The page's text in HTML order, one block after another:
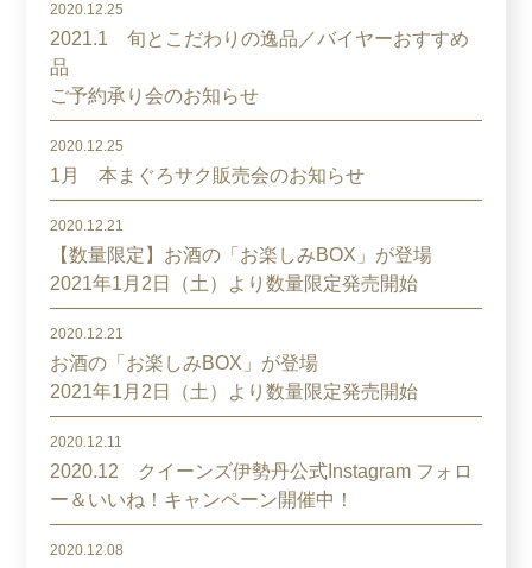
2020.12.25
2021.1 旬とこだわりの逸品／バイヤーおすすめ
品
ご予約承り会のお知らせ
2020.12.25
1月 本まぐろサク販売会のお知らせ
2020.12.21
【数量限定】お酒の「お楽しみBOX」が登場
2021年1月2日（土）より数量限定発売開始
2020.12.21
お酒の「お楽しみBOX」が登場
2021年1月2日（土）より数量限定発売開始
2020.12.11
2020.12 クイーンズ伊勢丹公式Instagram フォロ
ー＆いいね！キャンペーン開催中！
2020.12.08